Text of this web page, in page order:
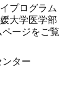
プログラム
大学医学部
ージをご覧
ター